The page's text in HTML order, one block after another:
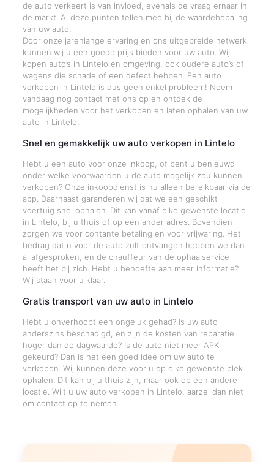
de auto verkeert is van invloed, evenals de vraag ernaar in
de markt. Al deze punten tellen mee bij de waardebepaling
van uw auto.
Door onze jarenlange ervaring en ons uitgebreide netwerk
kunnen wij u een goede prijs bieden voor uw auto. Wij
kopen auto’s in Lintelo en omgeving, ook oudere auto’s of
wagens die schade of een defect hebben. Een auto
verkopen in Lintelo is dus geen enkel probleem! Neem
vandaag nog contact met ons op en ontdek de
mogelijkheden voor het verkopen en laten ophalen van uw
auto in Lintelo.
Snel en gemakkelijk uw auto verkopen in Lintelo
Hebt u een auto voor onze inkoop, of bent u benieuwd
onder welke voorwaarden u de auto mogelijk zou kunnen
verkopen? Onze inkoopdienst is nu alleen bereikbaar via de
app. Daarnaast garanderen wij dat we een geschikt
voertuig snel ophalen. Dit kan vanaf elke gewenste locatie
in Lintelo, bij u thuis of op een ander adres. Bovendien
zorgen we voor contante betaling en voor vrijwaring. Het
bedrag dat u voor de auto zult ontvangen hebben we dan
al afgesproken, en de chauffeur van de ophaalservice
heeft het bij zich. Hebt u behoefte aan meer informatie?
Wij staan voor u klaar.
Gratis transport van uw auto in Lintelo
Hebt u onverhoopt een ongeluk gehad? Is uw auto
anderszins beschadigd, en zijn de kosten van reparatie
hoger dan de dagwaarde? Is de auto niet meer APK
gekeurd? Dan is het een goed idee om uw auto te
verkopen. Wij kunnen deze voor u op elke gewenste plek
ophalen. Dit kan bij u thuis zijn, maar ook op een andere
locatie. Wilt u uw auto verkopen in Lintelo, aarzel dan niet
om contact op te nemen.